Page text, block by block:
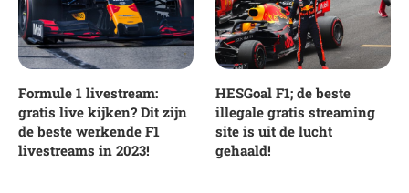
Formule 1 livestream:
gratis live kijken? Dit zijn
de beste werkende F1
livestreams in 2023!
HESGoal F1; de beste
illegale gratis streaming
site is uit de lucht
gehaald!